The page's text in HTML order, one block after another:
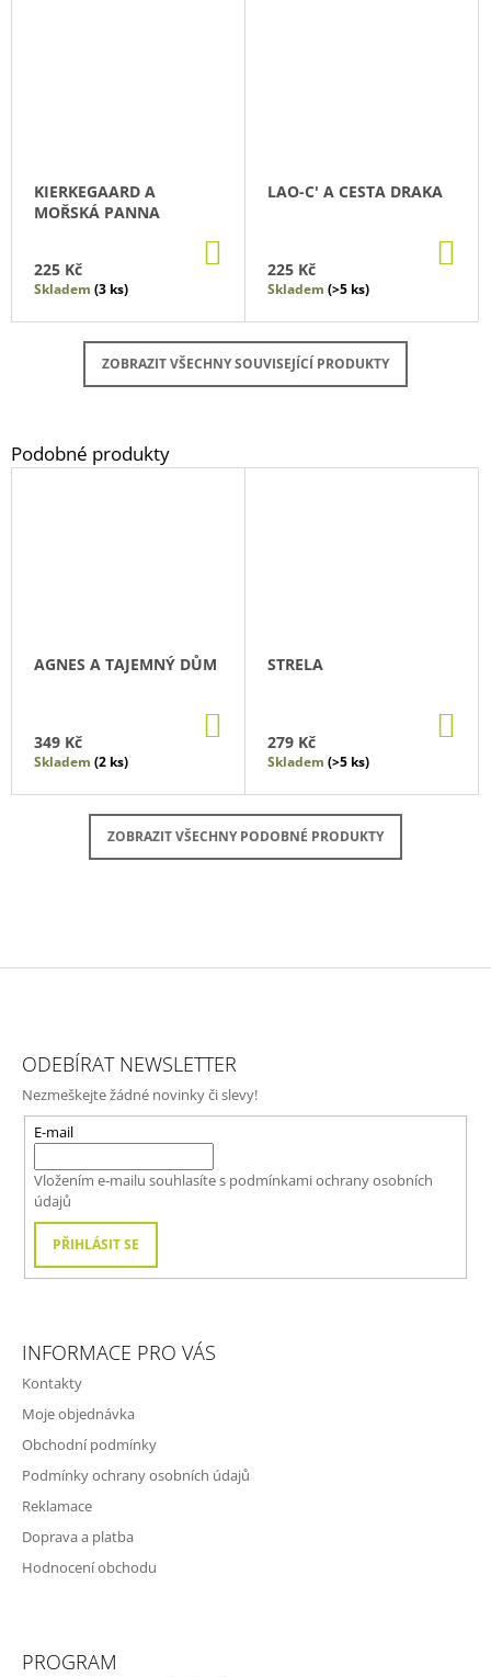
KIERKEGAARD A
MOŘSKÁ PANNA
225 Kč KOŠÍKU
Skladem (3 ks)
LAO-C' A CESTA DRAKA
225 Kč
Skladem (>5 ks)
ZOBRAZIT VŠECHNY SOUVISEJÍCÍ PRODUKTY
AGNES A TAJEMNÝ DŮM
349 Kč KOŠÍKU
Skladem (2 ks)
STRELA
279 Kč
Skladem (>5 ks)
ZOBRAZIT VŠECHNY PODOBNÉ PRODUKTY
ODEBÍRAT NEWSLETTER
Nezmeškejte žádné novinky či slevy!
E-mail
Vložením e-mailu souhlasíte s podmínkami ochrany osobních
údajů
PŘIHLÁSIT SE
INFORMACE PRO VÁS
Kontakty
Moje objednávka
Obchodní podmínky
Podmínky ochrany osobních údajů
Reklamace
Doprava a platba
Hodnocení obchodu
PROGRAM